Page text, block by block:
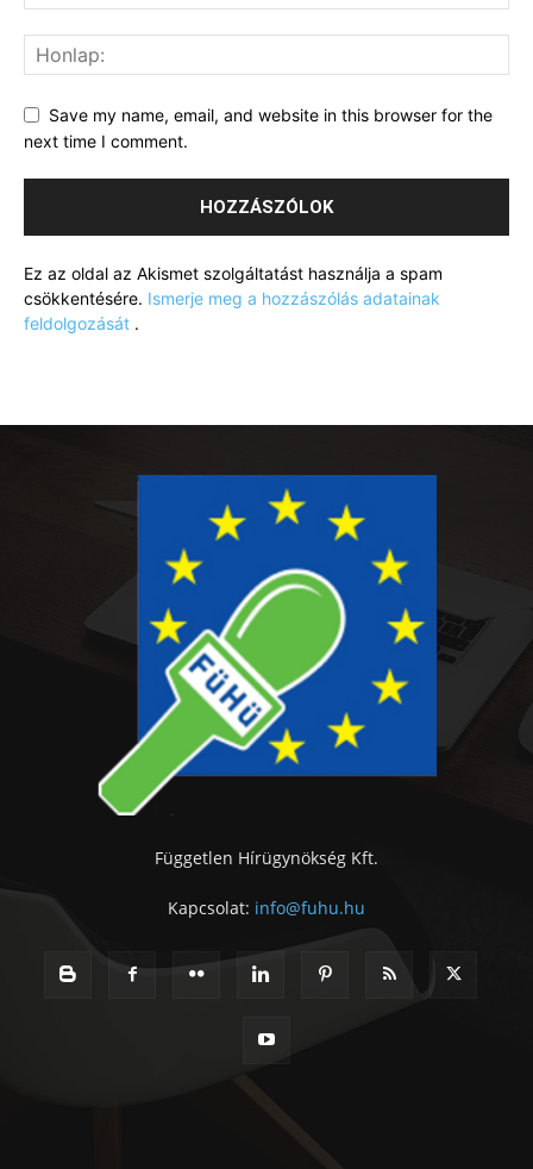
Save my name, email, and website in this browser for the
next time I comment.
Ez az oldal az Akismet szolgáltatást használja a spam
csökkentésére. Ismerje meg a hozzászólás adatainak
feldolgozását .
Független Hírügynökség Kft.
Kapcsolat: info@fuhu.hu